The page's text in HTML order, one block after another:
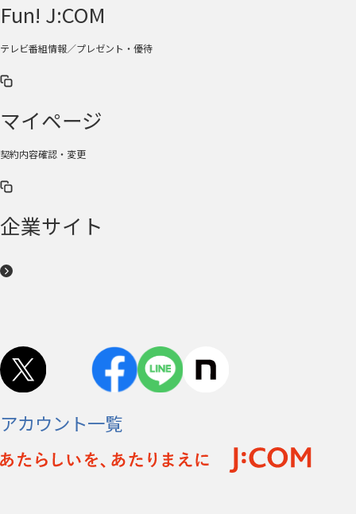
Fun! J:COM
テレビ番組情報／プレゼント・優待
マイページ
契約内容確認・変更
企業サイト
アカウント一覧